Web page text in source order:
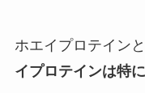
ホエイプロテイン
イプロテインは特